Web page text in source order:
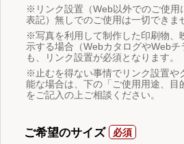
※リンク設置（Web以外でのご使用
表記）無しでのご使用は一切できま
※写真を利用して制作した印刷物、
示する場合（WebカタログやWebチ
も、リンク設置が必須となります。
※止むを得ない事情でリンク設置や
能な場合は、下の「ご使用用途、目
をご記入の上ご相談ください。
ご希望のサイズ